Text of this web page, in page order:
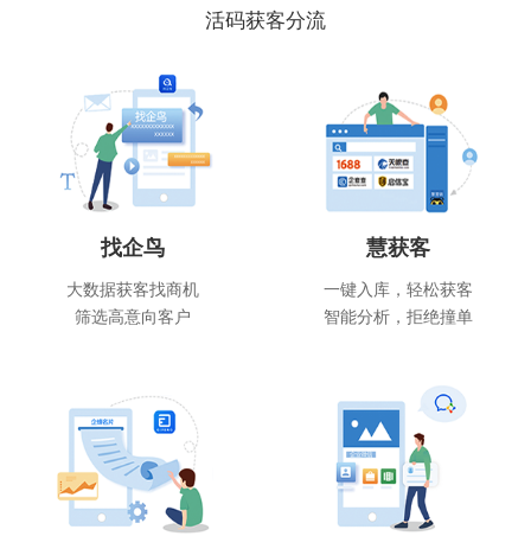
活码获客分流
找企鸟
大数据获客找商机
筛选高意向客户
慧获客
一键入库，轻松获客
智能分析，拒绝撞单